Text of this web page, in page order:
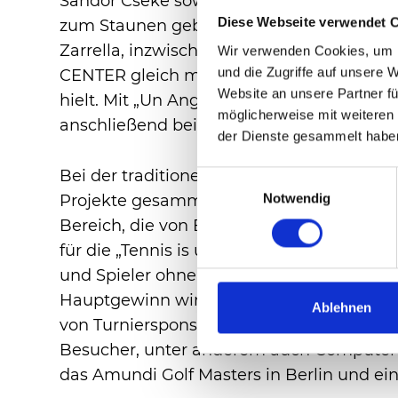
Diese Webseite verwendet
Wir verwenden Cookies,
und die Zugriffe auf unsere
Website an unsere Partner
möglicherweise mit
der Dienste gesammelt
Einwilligungsauswahl
Notwendig
Ablehnen
zum Staunen gebracht und für tosenden
Zarrella, inzwischen Star einer ZDF-
CENTER gleich mit seinen ersten Songs
hielt. Mit „Un Angelo“ verabschiedete
anschließend bei Partysound der Band
Bei der traditionellen Tombola der
Projekte gesammelt. Zum einen für den
Bereich, die von Bodelschwinghschen
für die „Tennis is us“-Foundation, die
und Spieler ohne große Einstiegshürden
Hauptgewinn winkte ein Business-Class-
von Turniersponsor Emirates. Zudem
Besucher, unter anderem auch
das Amundi Golf Masters in Berlin und